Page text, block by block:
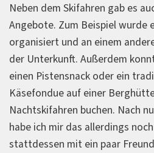
Neben dem Skifahren gab es
Angebote. Zum Beispiel wurde
organisiert und an einem
der Unterkunft. Außerdem
einen Pistensnack oder ein
Käsefondue auf einer
Nachtskifahren buchen. Nach
habe ich mir das allerdings
stattdessen mit ein paar